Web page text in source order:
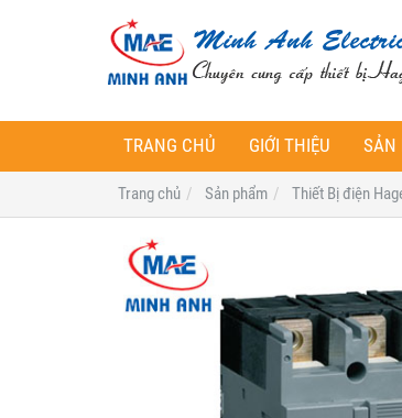
TRANG CHỦ GIỚI THIỆU SẢN
Trang chủ Sản phẩm Thiết Bị điện